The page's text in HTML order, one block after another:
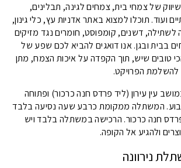
של צמחי בית, צמחים לגינה, תבלינים,
ועוד. תוכלו למצוא באתר אדניות עץ, כלי גינון,
לשתילה, דשנים, קומפוסט, חומרים נגד מזיקים
בבית ובגן. אנו דואגים להביא לכם שפע של
טובים שיש, תוך הקפדה על איכות הצמח, מתן
להשלמת הפרויקט.
עין עירון (ליד פרדס חנה כרכור) ופתוחה
ימים בשבוע. המשתלה ממקומת כרבע שעה נסיעה בלבד
חנה כרכור. הרכישה במשתלה בלבד ויש
ולהגיע אל הקופה.
נירוונה